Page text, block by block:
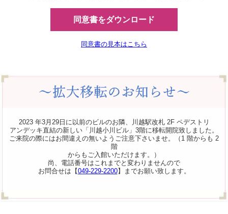
同意書をダウンロード
同意書の見本はこちら
2023 年3月29日に以前のビルのお隣、川越駅改札 2F ペデストリ
アンデッキ直結の新しい「川越小川ビル」3階に移転開院致しました。
ご来院の際にはお間違えの無いようご注意下さいませ。（1 階からも 2
階
からもご入館いただけます。）
尚、電話番号はこれまでと変わりませんので
お問合せは【049-229-2200】までお願い致します。